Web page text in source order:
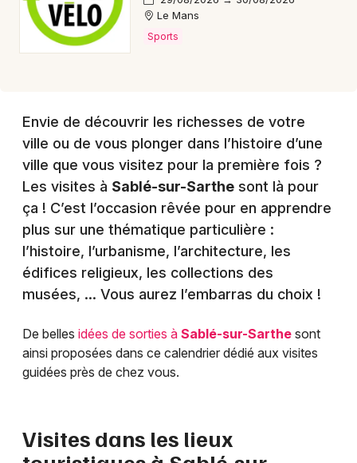
Le Mans
Sports
Envie de découvrir les richesses de votre
ville ou de vous plonger dans l’histoire d’une
ville que vous visitez pour la première fois ?
Les visites à Sablé-sur-Sarthe sont là pour
ça ! C’est l’occasion rêvée pour en apprendre
plus sur une thématique particulière :
l’histoire, l’urbanisme, l’architecture, les
édifices religieux, les collections des
musées, … Vous aurez l’embarras du choix !
De belles idées de sorties à Sablé-sur-Sarthe sont
ainsi proposées dans ce calendrier dédié aux visites
guidées près de chez vous.
Visites dans les lieux